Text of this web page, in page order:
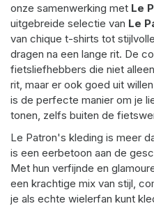
onze samenwerking met Le
uitgebreide selectie van Le
van chique t-shirts tot
dragen na een lange rit. De
fietsliefhebbers die niet
rit, maar er ook goed uit
is de perfecte manier om je
tonen, zelfs buiten de
Le Patron's kleding is meer
is een eerbetoon aan de
Met hun verfijnde en
een krachtige mix van stijl,
je als echte wielerfan kunt